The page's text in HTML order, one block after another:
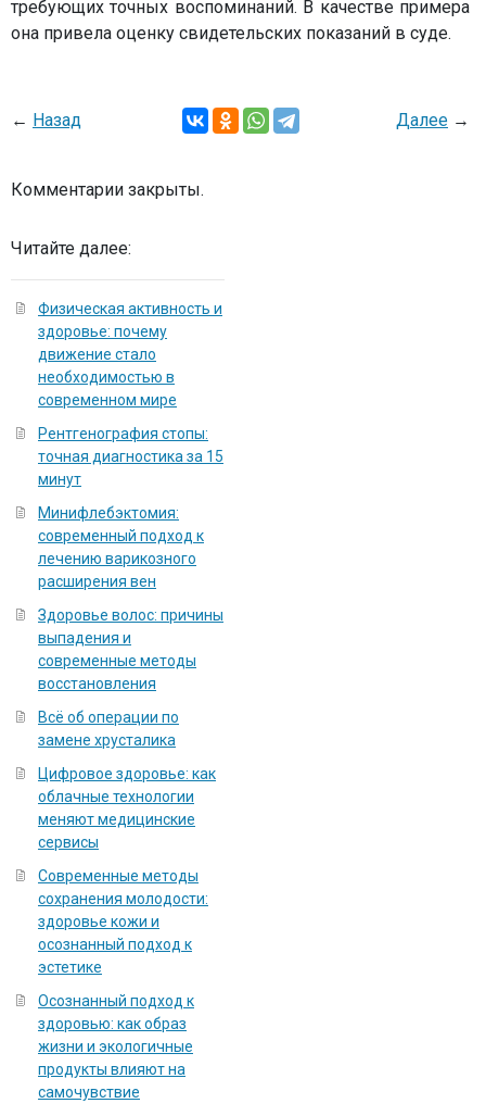
требующих точных воспоминаний. В качестве примера
она привела оценку свидетельских показаний в суде.
← Назад Далее →
Комментарии закрыты.
Читайте далее:
Физическая активность и
здоровье: почему
движение стало
необходимостью в
современном мире
Рентгенография стопы:
точная диагностика за 15
минут
Минифлебэктомия:
современный подход к
лечению варикозного
расширения вен
Здоровье волос: причины
выпадения и
современные методы
восстановления
Всё об операции по
замене хрусталика
Цифровое здоровье: как
облачные технологии
меняют медицинские
сервисы
Современные методы
сохранения молодости:
здоровье кожи и
осознанный подход к
эстетике
Осознанный подход к
здоровью: как образ
жизни и экологичные
продукты влияют на
самочувствие